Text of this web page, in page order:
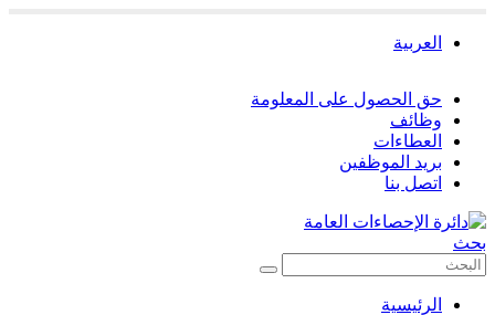
العربية
حق الحصول على المعلومة
وظائف
العطاءات
بريد الموظفين
اتصل بنا
بحث
الرئيسية